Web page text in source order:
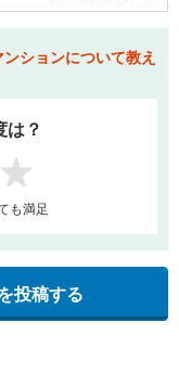
ションについて教え
は？
5
も満足
投稿する